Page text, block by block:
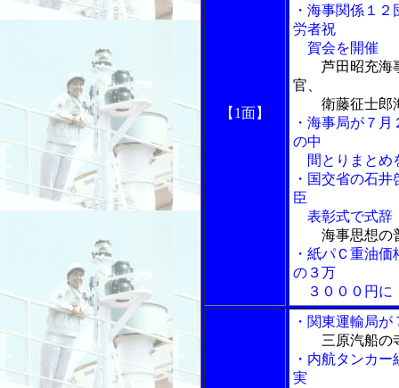
【1面】
・海事関係１
労者祝
賀会を開催
芦田昭充海
官、
衛藤征士郎海
・海事局が７
の中
間とりまとめ
・国交省の石
臣
表彰式で式辞
海事思想の
・紙パＣ重油
の３万
３０００円に
・関東運輸局
三原汽船の
・内航タンカ
実